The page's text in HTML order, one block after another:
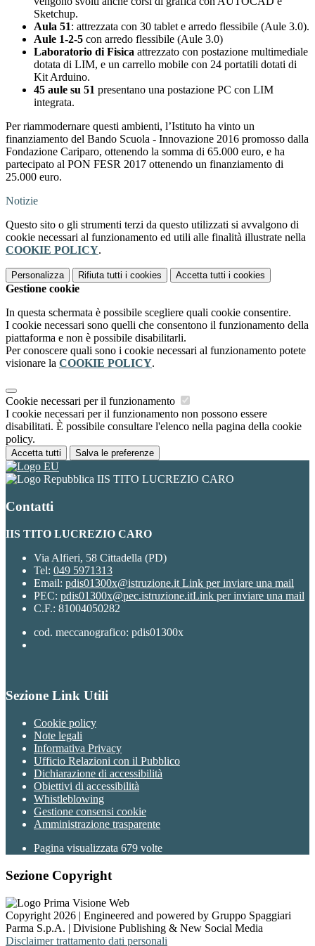
Sketchup.
Aula 51: attrezzata con 30 tablet e arredo flessibile (Aule 3.0).
Aule 1-2-5 con arredo flessibile (Aule 3.0)
Laboratorio di Fisica attrezzato con postazione multimediale
dotata di LIM, e un carrello mobile con 24 portatili dotati di
Kit Arduino.
45 aule su 51 presentano una postazione PC con LIM
integrata.
Per riammodernare questi ambienti, l’Istituto ha vinto un
finanziamento del Bando Scuola - Innovazione 2016 promosso dalla
Fondazione Cariparo, ottenendo la somma di 65.000 euro, e ha
partecipato al PON FESR 2017 ottenendo un finanziamento di
25.000 euro.
Notizie
Questo sito o gli strumenti terzi da questo utilizzati si avvalgono di
cookie necessari al funzionamento ed utili alle finalità illustrate nella
COOKIE POLICY.
Personalizza Rifiuta tutti i cookies Accetta tutti i cookies
Gestione cookie
In questa schermata è possibile scegliere quali cookie consentire.
I cookie necessari sono quelli che consentono il funzionamento della
piattaforma e non è possibile disabilitarli.
Per conoscere quali sono i cookie necessari al funzionamento potete
visionare la COOKIE POLICY.
Cookie necessari per il funzionamento
I cookie necessari per il funzionamento non possono essere
disabilitati. È possibile consultare l'elenco nella pagina della cookie
policy.
Accetta tutti Salva le preferenze
IIS TITO LUCREZIO CARO
Contatti
IIS TITO LUCREZIO CARO
Via Alfieri, 58 Cittadella (PD)
Tel: 049 5971313
Email: pdis01300x@istruzione.it Link per inviare una mail
PEC: pdis01300x@pec.istruzione.itLink per inviare una mail
C.F.: 81004050282
cod. meccanografico: pdis01300x
Sezione Link Utili
Cookie policy
Note legali
Informativa Privacy
Ufficio Relazioni con il Pubblico
Dichiarazione di accessibilità
Obiettivi di accessibilità
Whistleblowing
Gestione consensi cookie
Amministrazione trasparente
Pagina visualizzata 679 volte
Sezione Copyright
Copyright 2026 | Engineered and powered by Gruppo Spaggiari
Parma S.p.A. | Divisione Publishing & New Social Media
Disclaimer trattamento dati personali